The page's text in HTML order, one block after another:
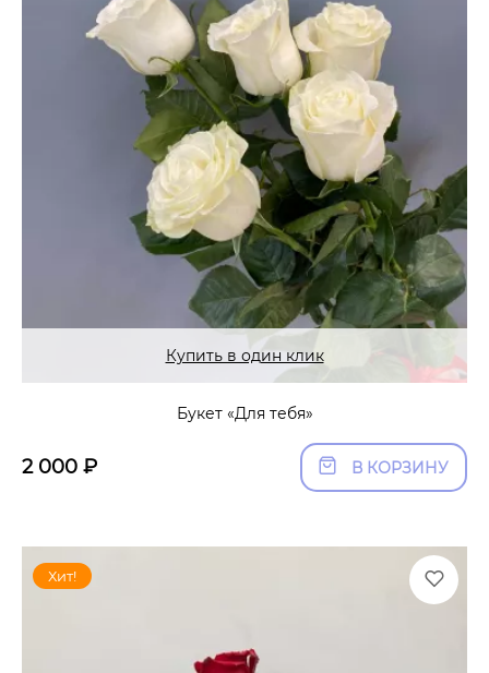
Купить в один клик
Букет «Для тебя»
2 000 ₽ В КОРЗИНУ
Хит!